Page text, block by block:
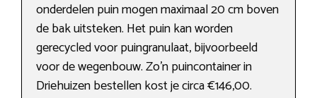
onderdelen puin mogen maximaal 20 cm boven
de bak uitsteken. Het puin kan worden
gerecycled voor puingranulaat, bijvoorbeeld
voor de wegenbouw. Zo’n puincontainer in
Driehuizen bestellen kost je circa €146,00.